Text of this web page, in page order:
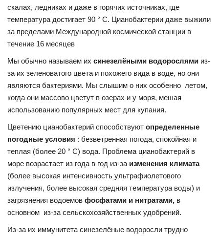
скалах, ледниках и даже в горячих источниках, где
температура достигает 90 ° C. Цианобактерии даже выжили
за пределами Международной космической станции в
течение 16 месяцев
Мы обычно называем их синезелёными водорослями из-
за их зеленоватого цвета и похожего вида в воде, но они
являются бактериями. Мы слышим о них особенно летом,
когда они массово цветут в озерах и у моря, мешая
использованию популярных мест для купания.
Цветению цианобактерий способствуют определенные
погодные условия : безветренная погода, спокойная и
теплая (более 20 ° C) вода. Проблема цианобактерий в
море возрастает из года в год из-за изменения климата
(более высокая интенсивность ультрафиолетового
излучения, более высокая средняя температура воды) и
загрязнения водоемов фосфатами и нитратами, в
основном из-за сельскохозяйственных удобрений.
Из-за их иммунитета синезелёные водоросли трудно